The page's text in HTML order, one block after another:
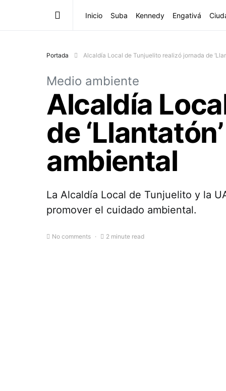
Inicio Suba Kennedy Engativá
Portada Alcaldía Local de Tunjuelito realizó jornada de
Medio ambiente
Alcaldía
de
ambiental
La Alcaldía Local de Tunjuelito y la
promover el cuidado ambiental.
No comments 2 minute read